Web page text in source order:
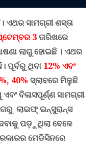
ଏଥର ସାମଗ୍ରୀ ଶସ୍ତା
3 ତାରିଖରେ
ଲାଗୁ ହୋଇଛି ।ଏଥର
ପୂର୍ବରୁ ଥିବା 12% ଏବଂ
40% ସ୍ଲାବରେ ମିଳୁଛି
ବିଳାସପୂର୍ଣ୍ଣ ସାମଗ୍ରୀ
ଲାଇଫ୍ ଇନ୍ସୁରାନ୍ସ
ପଡ଼ୁଥିଲା ବେଳେ
ମେଡିସିନରେ